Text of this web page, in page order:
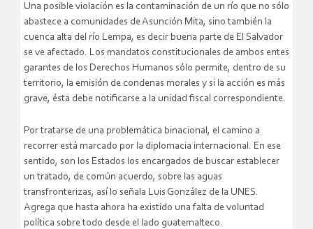
Una posible violación es la contaminación de un río que no sólo
abastece a comunidades de Asunción Mita, sino también la
cuenca alta del río Lempa, es decir buena parte de El Salvador
se ve afectado. Los mandatos constitucionales de ambos entes
garantes de los Derechos Humanos sólo permite, dentro de su
territorio, la emisión de condenas morales y si la acción es más
grave, ésta debe notificarse a la unidad fiscal correspondiente.
Por tratarse de una problemática binacional, el camino a
recorrer está marcado por la diplomacia internacional. En ese
sentido, son los Estados los encargados de buscar establecer
un tratado, de común acuerdo, sobre las aguas
transfronterizas, así lo señala Luis González de la UNES.
Agrega que hasta ahora ha existido una falta de voluntad
política sobre todo desde el lado guatemalteco.